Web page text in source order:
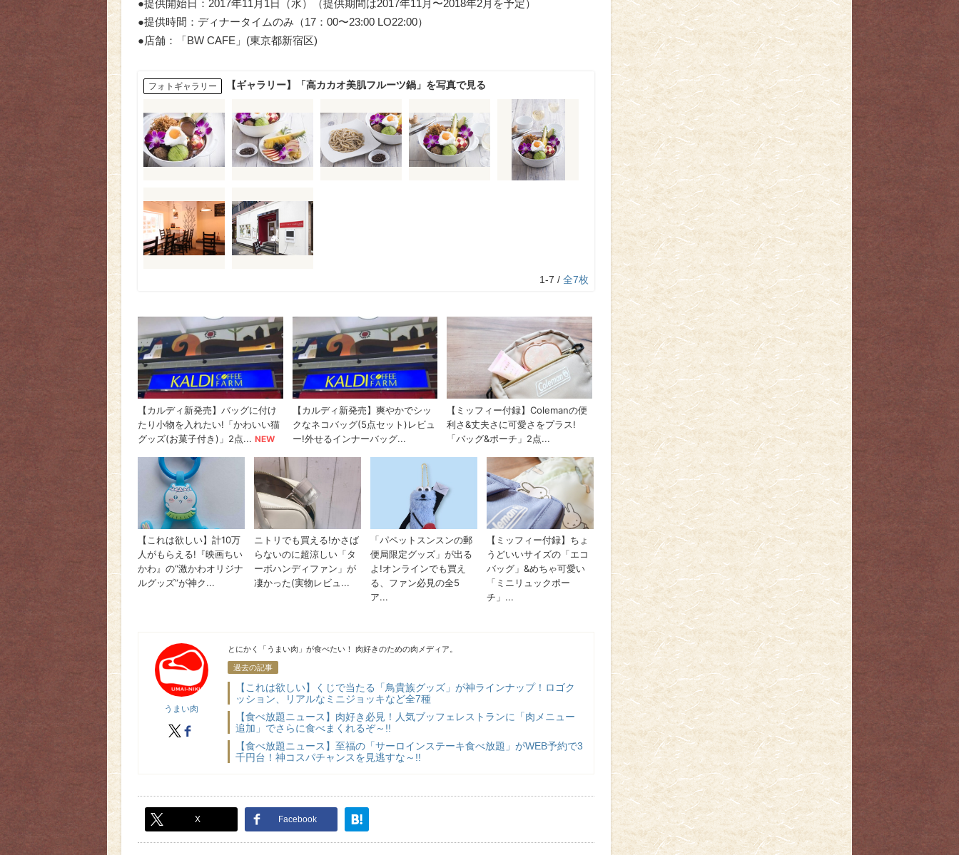
●提供開始日：2017年11月1日（水）（提供期間は2017年11月〜2018年2月を予定）
●提供時間：ディナータイムのみ（17：00〜23:00 LO22:00）
●店舗：「BW CAFE」(東京都新宿区)
フォトギャラリー 【ギャラリー】「高カカオ美肌フルーツ鍋」を写真で見る
1-7 / 全7枚
うまい肉
うまい肉
X
とにかく「うまい肉」が食べたい！ 肉好きのための肉メディア。
過去の記事
【これは欲しい】くじで当たる「鳥貴族グッズ」が神ラインナップ！ロゴク
ッション、リアルなミニジョッキなど全7種
【食べ放題ニュース】肉好き必見！人気ブッフェレストランに「肉メニュー
追加」でさらに食べまくれるぞ～!!
【食べ放題ニュース】至福の「サーロインステーキ食べ放題」がWEB予約で3
千円台！神コスパチャンスを見逃すな～!!
X Facebook